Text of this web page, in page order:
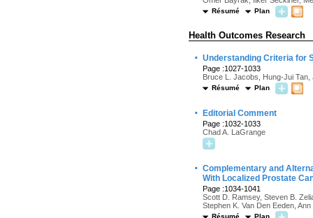
Résumé Plan
Health Outcomes Research
· Understanding Criteria for
Page :1027-1033
Bruce L. Jacobs, Hung-Jui Tan,
Résumé Plan
· Editorial Comment
Page :1032-1033
Chad A. LaGrange
· Complementary and
With Localized Prostate
Page :1034-1041
Scott D. Ramsey, Steven B.
Stephen K. Van Den Eeden,
Résumé Plan